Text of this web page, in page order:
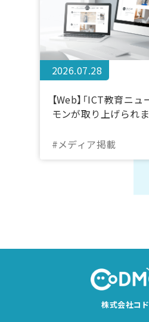
2026.07.28
【Web】「ICT教育ニ
モンが取り上げられ
#メディア掲載
株式会社コ